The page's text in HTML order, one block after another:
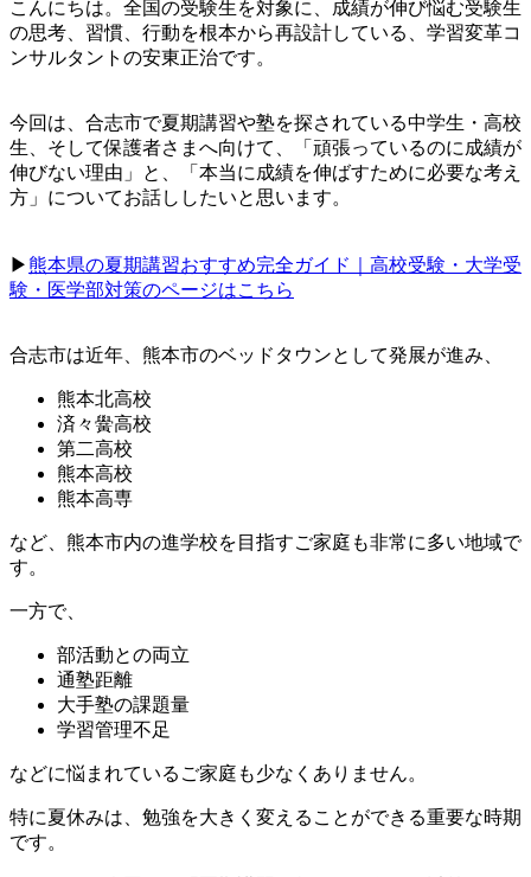
こんにちは。全国の受験生を対象に、成績が伸び悩む受験生
の思考、習慣、行動を根本から再設計している、学習変革コ
ンサルタントの安東正治です。
今回は、合志市で夏期講習や塾を探されている中学生・高校
生、そして保護者さまへ向けて、「頑張っているのに成績が
伸びない理由」と、「本当に成績を伸ばすために必要な考え
方」についてお話ししたいと思います。
▶︎熊本県の夏期講習おすすめ完全ガイド｜高校受験・大学受
験・医学部対策のページはこちら
合志市は近年、熊本市のベッドタウンとして発展が進み、
熊本北高校
済々黌高校
第二高校
熊本高校
熊本高専
など、熊本市内の進学校を目指すご家庭も非常に多い地域で
す。
一方で、
部活動との両立
通塾距離
大手塾の課題量
学習管理不足
などに悩まれているご家庭も少なくありません。
特に夏休みは、勉強を大きく変えることができる重要な時期
です。